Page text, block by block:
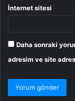
İnternet sitesi
Daha sonraki
adresim ve site